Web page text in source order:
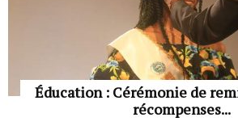
Éducation : Cérémonie de
récompenses...